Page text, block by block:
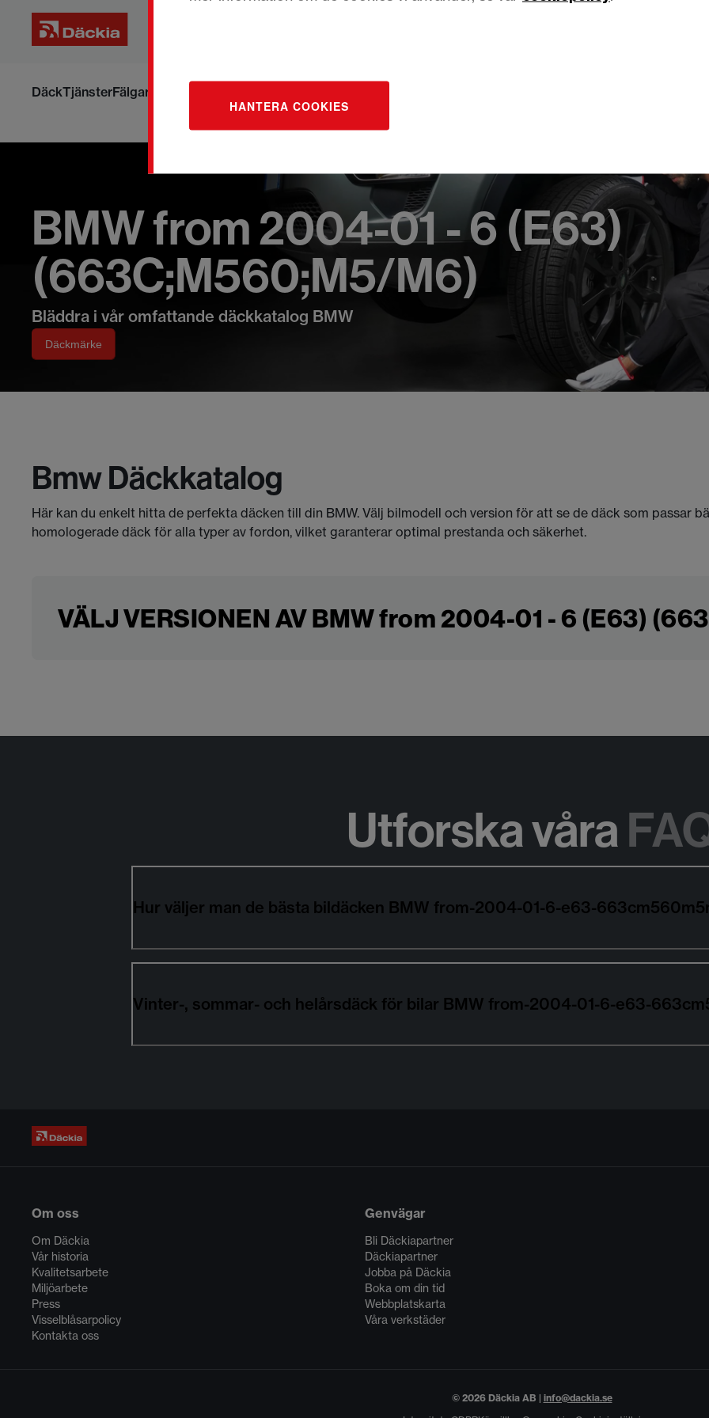
HANTERA COOKIES
DäckTjänsterFälgar
BMW from 2004-01 - 6 (E63)
(663C;M560;M5/M6)
Bläddra i vår omfattande däckkatalog BMW
Däckmärke
Bmw Däckkatalog
Här kan du enkelt hitta de perfekta däcken till din BMW. Välj bilmodell och version för att se de däck som passar
homologerade däck för alla typer av fordon, vilket garanterar optimal prestanda och säkerhet.
VÄLJ VERSIONEN AV BMW from 2004-01 - 6 (E63)
Utforska våra
Hur väljer man de bästa bildäcken BMW from-2004-01-6-e63-
Vinter-, sommar- och helårsdäck för bilar BMW from-2004-01-6-e63-
Om oss
Om Däckia
Vår historia
Kvalitetsarbete
Miljöarbete
Press
Visselblåsarpolicy
Kontakta oss
Genvägar
Bli Däckiapartner
Däckiapartner
Jobba på Däckia
Boka om din tid
Webbplatskarta
Våra verkstäder
© 2026 Däckia AB | info@dackia.se